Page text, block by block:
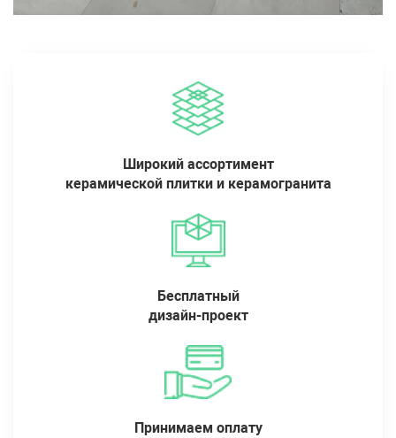
Широкий ассортимент
керамической плитки и керамогранита
Бесплатный
дизайн-проект
Принимаем оплату